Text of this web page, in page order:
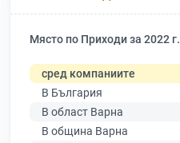
Място по Приходи за 2022 г.
сред компаниите
В България
В област Варна
В община Варна